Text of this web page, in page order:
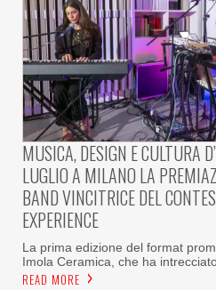
MUSICA, DESIGN E CULTURA
LUGLIO A MILANO LA
BAND VINCITRICE DEL
EXPERIENCE
La prima edizione del format
Imola Ceramica, che ha
READ MORE